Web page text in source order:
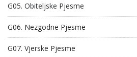
G05. Obiteljske Pjesme
G06. Nezgodne Pjesme
G07. Vjerske Pjesme